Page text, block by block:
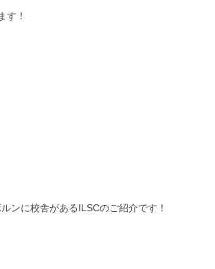
す！
ンに校舎があるILSCのご紹介です！